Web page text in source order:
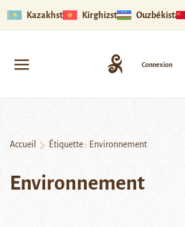
Kazakhstan Kirghizstan Ouzbékistan
Connexion
Accueil Étiquette : Environnement
Environnement